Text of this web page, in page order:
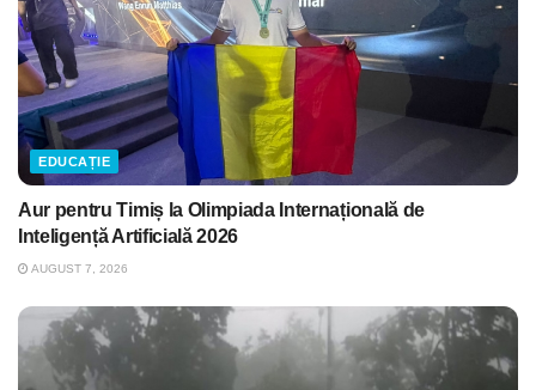
EDUCAȚIE
Aur pentru Timiș la Olimpiada Internațională de
Inteligență Artificială 2026
AUGUST 7, 2026